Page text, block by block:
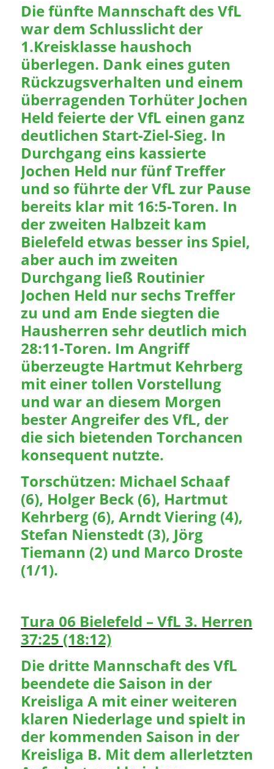
Die fünfte Mannschaft des VfL
war dem Schlusslicht der
1.Kreisklasse haushoch
überlegen. Dank eines guten
Rückzugsverhalten und einem
überragenden Torhüter Jochen
Held feierte der VfL einen ganz
deutlichen Start-Ziel-Sieg. In
Durchgang eins kassierte
Jochen Held nur fünf Treffer
und so führte der VfL zur Pause
bereits klar mit 16:5-Toren. In
der zweiten Halbzeit kam
Bielefeld etwas besser ins Spiel,
aber auch im zweiten
Durchgang ließ Routinier
Jochen Held nur sechs Treffer
zu und am Ende siegten die
Hausherren sehr deutlich mich
28:11-Toren. Im Angriff
überzeugte Hartmut Kehrberg
mit einer tollen Vorstellung
und war an diesem Morgen
bester Angreifer des VfL, der
die sich bietenden Torchancen
konsequent nutzte.
Torschützen: Michael Schaaf
(6), Holger Beck (6), Hartmut
Kehrberg (6), Arndt Viering (4),
Stefan Nienstedt (3), Jörg
Tiemann (2) und Marco Droste
(1/1).
Tura 06 Bielefeld – VfL 3. Herren
37:25 (18:12)
Die dritte Mannschaft des VfL
beendete die Saison in der
Kreisliga A mit einer weiteren
klaren Niederlage und spielt in
der kommenden Saison in der
Kreisliga B. Mit dem allerletzten